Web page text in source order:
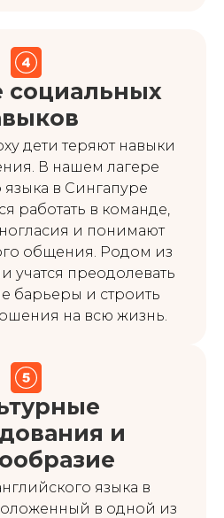
социальных
дети теряют навыки
В нашем лагере
языка в Сингапуре
работать в команде,
и понимают
общения. Родом из
учатся преодолевать
барьеры и строить
на всю жизнь.
и
языка в
в одной из